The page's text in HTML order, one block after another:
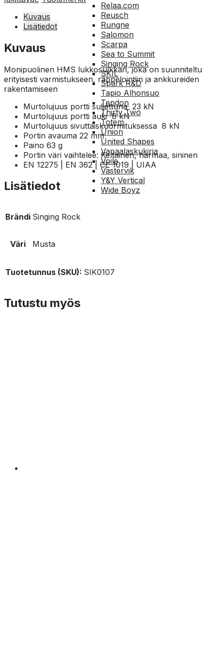
Relaa.com
Reusch
Rungne
Salomon
Scarpa
Sea to Summit
Singing Rock
SKIL
Spark R&D
Tapio Alhonsuo
Tendon
Thirty Two
Totem
Union
United Shapes
Vapaalaskukirja
Voile
Västervik
Y&Y Vertical
Wide Boyz
Kuvaus
Lisätiedot
Kuvaus
Monipuolinen HMS lukkosulkkari, joka on suunniteltu
erityisesti varmistukseen, rappelointiin ja ankkureiden
rakentamiseen
Murtolujuus portti suljettuna 23 kN
Murtolujuus portti auki 8kN
Murtolujuus sivuttaiskuormituksessa 8 kN
Portin avauma 22 mm
Paino 63 g
Portin väri vaihtelee: Keltainen, harmaa, sininen
EN 12275 | EN 362 | CE 1019 | UIAA
Lisätiedot
Brändi Singing Rock
Väri Musta
Tuotetunnus (SKU): SIK0107
Tutustu myös